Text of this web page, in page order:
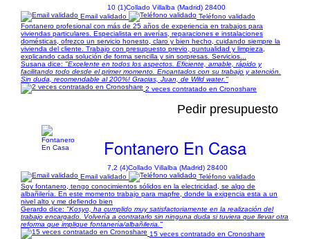
10 (1)Collado Villalba (Madrid) 28400
Email validado
Teléfono validado
Fontanero profesional con más de 25 años de experiencia en trabajos para
viviendas particulares. Especialista en averías, reparaciones e instalaciones
domésticas, ofrezco un servicio honesto, claro y bien hecho, cuidando siempre la
vivienda del cliente. Trabajo con presupuesto previo, puntualidad y limpieza,
explicando cada solución de forma sencilla y sin sorpresas. Servicios...
Susana dice: "Excelente en todos los aspectos. Eficiente, amable, rápido y
facilitando todo desde el primer momento. Encantados con su trabajo y atención.
Sin duda, recomendable al 200%! Gracias, Juan, de Wild water."
2 veces contratado en Cronoshare
Pedir presupuesto
Fontanero En Casa
7,2 (4)Collado Villalba (Madrid) 28400
Email validado
Teléfono validado
Soy fontanero, tengo conocimientos sólidos en la electricidad, se algo de
albañilería. En este momento trabajo para mapfre, donde la exigencia esta a un
nivel alto y me defiendo bien
Gerardo dice: "Kosyo, ha cumplido muy satisfactoriamente en la realización del
trabajo encargado. Volvería a contratarlo sin ninguna duda si tuviera que llevar otra
reforma que implique fontanería/albañileria."
15 veces contratado en Cronoshare